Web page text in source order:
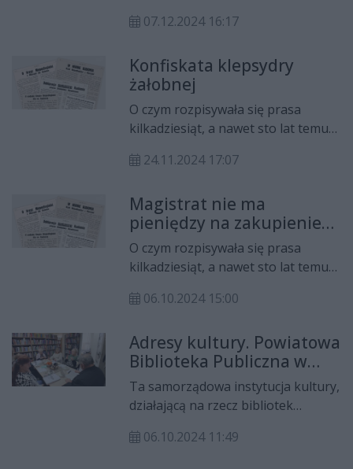
założona placówka w Odrzywole.
07.12.2024 16:17
Konfiskata klepsydry
żałobnej
O czym rozpisywała się prasa
kilkadziesiąt, a nawet sto lat temu?
gazet? I najciekawsze, jak się wtedy
pożółkłych szpalt", w którym będzie
można przeczytać informacje
sprzed lat - niektóre mogą
zaskoczyć.
24.11.2024 17:07
Magistrat nie ma
pieniędzy na zakupienie
kamieni
O czym rozpisywała się prasa
kilkadziesiąt, a nawet sto lat temu?
gazet? I najciekawsze, jak się wtedy
pożółkłych szpalt", w którym będzie
można przeczytać informacje
sprzed lat - niektóre mogą
zaskoczyć.
06.10.2024 15:00
Adresy kultury. Powiatowa
Biblioteka Publiczna w
Przysusze
Ta samorządowa instytucja kultury,
działającą na rzecz bibliotek
powiatu przysuskiego została
06.10.2024 11:49